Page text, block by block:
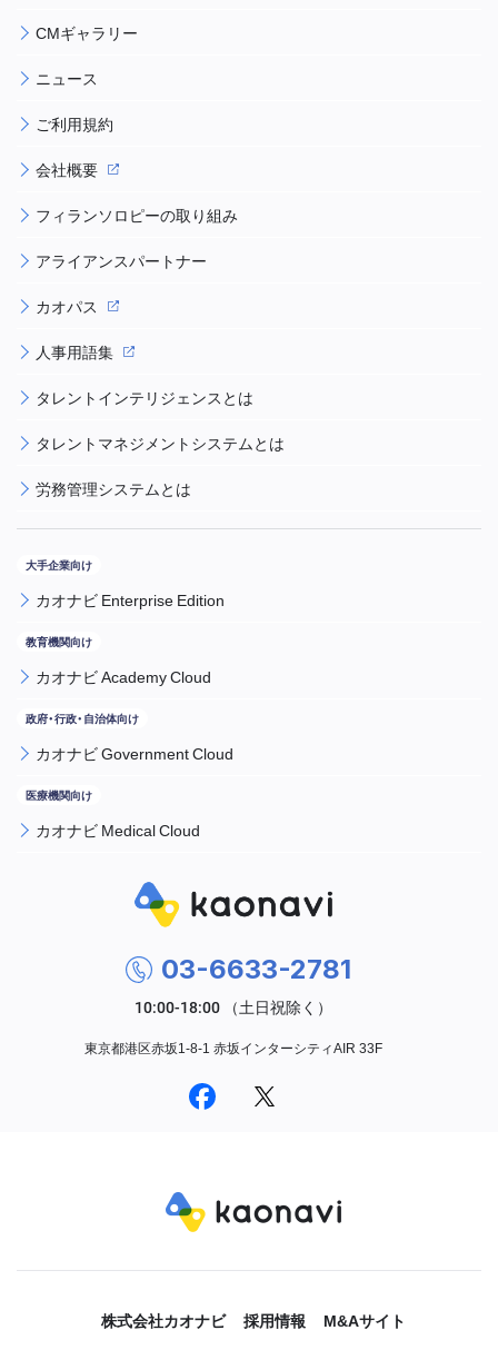
CMギャラリー
ニュース
ご利用規約
会社概要
フィランソロピーの取り組み
アライアンスパートナー
カオパス
人事用語集
タレントインテリジェンスとは
タレントマネジメントシステムとは
労務管理システムとは
カオナビ Enterprise Edition
カオナビ Academy Cloud
カオナビ Government Cloud
カオナビ Medical Cloud
03-6633-2781
東京都港区赤坂1-8-1 赤坂インターシティAIR 33F
株式会社カオナビ 採用情報 M&Aサイト